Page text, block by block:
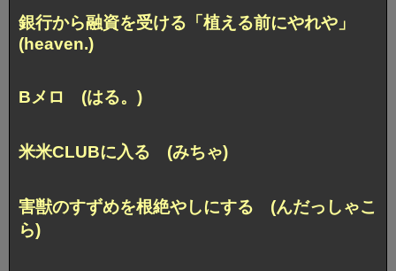
銀行から融資を受ける「植える前にやれや」
(heaven.)
Bメロ (はる。)
米米CLUBに入る (みちゃ)
害獣のすずめを根絶やしにする (んだっしゃこ
ら)